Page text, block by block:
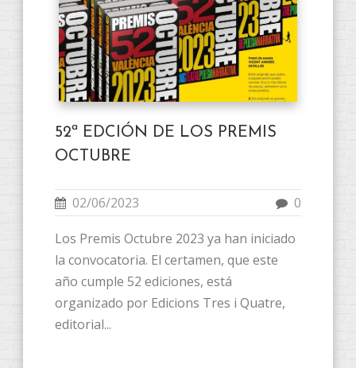
52ª EDCIÓN DE LOS PREMIS
OCTUBRE
02/06/2023 0
Los Premis Octubre 2023 ya han iniciado
la convocatoria. El certamen, que este
año cumple 52 ediciones, está
organizado por Edicions Tres i Quatre,
editorial...